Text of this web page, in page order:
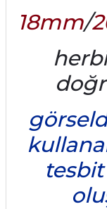
18mm/